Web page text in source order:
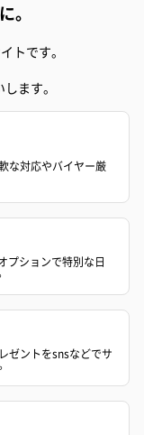
ワー
ク）（1,500円
すめです。
）
。
トです。
ます。
な対応やバイヤー厳
プションで特別な日
ゼントをsnsなどでサ